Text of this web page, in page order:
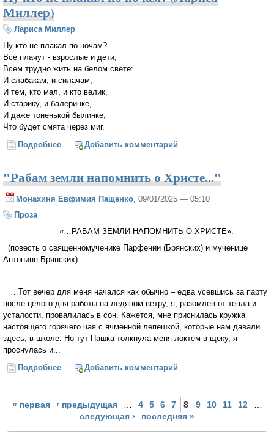
Миллер)
Лариса Миллер
Ну кто не плакал по ночам?
Все плачут - взрослые и дети,
Всем трудно жить на белом свете:
И слабакам, и силачам,
И тем, кто мал, и кто велик,
И старику, и балеринке,
И даже тоненькой былинке,
Что будет смята через миг.
Подробнее о Ну кто не плакал по ночам? (Лариса Миллер)
Добавить комментарий
"Рабам земли напомнить о Христе..."
Монахиня Евфимия Пащенко , 09/01/2025 — 05:10
Проза
«…РАБАМ ЗЕМЛИ НАПОМНИТЬ О ХРИСТЕ».
(повесть о священномученике Парфении (Брянских) и мученице
Антонине Брянских)
…Тот вечер для меня начался как обычно – едва усевшись за парту
после целого дня работы на ледяном ветру, я, разомлев от тепла и
усталости, провалилась в сон. Кажется, мне приснилась кружка
настоящего горячего чая с ячменной лепешкой, которые нам давали
здесь, в школе. Но тут Пашка толкнула меня локтем в щеку, я
проснулась и...
Подробнее о "Рабам земли напомнить о Христе..."
Добавить комментарий
Страницы
« первая ‹ предыдущая 4 5 6 7 8 9 10 11 12
следующая ›
последняя »